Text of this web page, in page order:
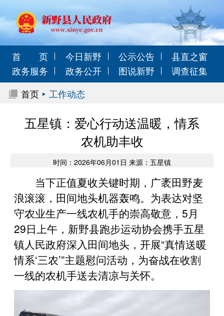
首 页 今日新野 公示公告
县直之窗
政务服务
政务公开 图说新野
调查征集
首页
工作动态
五星镇：爱心行动送温暖，情系
农机助丰收
时间：2026年06月01日 来源：五星镇
当下正值夏收关键时期，广袤田野麦
浪滚滚，田间地头机器轰鸣。为表达对坚
守农业生产一线农机手的崇高敬意，5月
29日上午，新野县跑步运动协会携手五星
镇人民政府深入田间地头，开展“真情送暖
情系‘三农’”主题慰问活动，为奋战在收割
一线的农机手送去清凉与关怀。